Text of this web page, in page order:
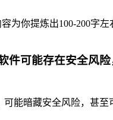
为你提炼出100-200字左
可能存在安全风
能暗藏安全风险，甚至